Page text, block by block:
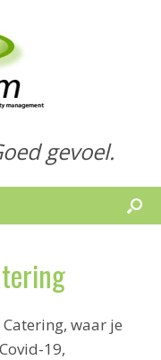
gevoel.
waar je
19,